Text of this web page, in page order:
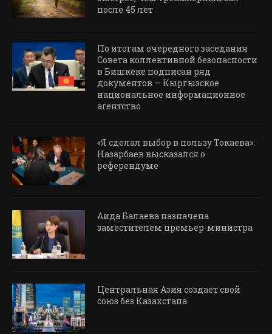
после 45 лет
По итогам очередного заседания
Совета коллективной безопасности
в Бишкеке подписан ряд
документов — Кыргызское
национальное информационное
агентство
«Я сделал выбор в пользу Токаева»:
Назарбаев высказался о
референдуме
Аида Балаева назначена
заместителем премьер-министра
Центральная Азия создает свой
союз без Казахстана